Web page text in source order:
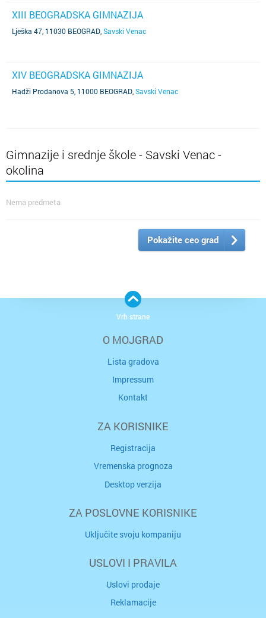
XIII BEOGRADSKA GIMNAZIJA
Lješka 47, 11030 BEOGRAD Savski Venac
XIV BEOGRADSKA GIMNAZIJA
Hadži Prodanova 5, 11000 BEOGRAD Savski Venac
Gimnazije i srednje škole - Savski Venac -
okolina
Nema predmeta
Pokažite ceo grad
O MOJGRAD
Lista gradova
Impressum
Kontakt
ZA KORISNIKE
Registracija
Vremenska prognoza
Desktop verzija
ZA POSLOVNE KORISNIKE
Uključite svoju kompaniju
USLOVI I PRAVILA
Uslovi prodaje
Reklamacije
Vrh strane